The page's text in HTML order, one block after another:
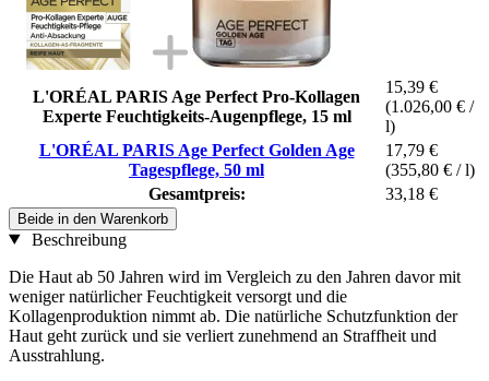
L'ORÉAL PARIS Age Perfect Pro-Kollagen
Experte Feuchtigkeits-Augenpflege, 15 ml
15,39 €
(1.026,00 € /
l)
L'ORÉAL PARIS Age Perfect Golden Age
Tagespflege, 50 ml
17,79 €
(355,80 € / l)
Gesamtpreis:
33,18 €
Beide in den Warenkorb
Beschreibung
Die Haut ab 50 Jahren wird im Vergleich zu den Jahren davor mit
weniger natürlicher Feuchtigkeit versorgt und die
Kollagenproduktion nimmt ab. Die natürliche Schutzfunktion der
Haut geht zurück und sie verliert zunehmend an Straffheit und
Ausstrahlung.